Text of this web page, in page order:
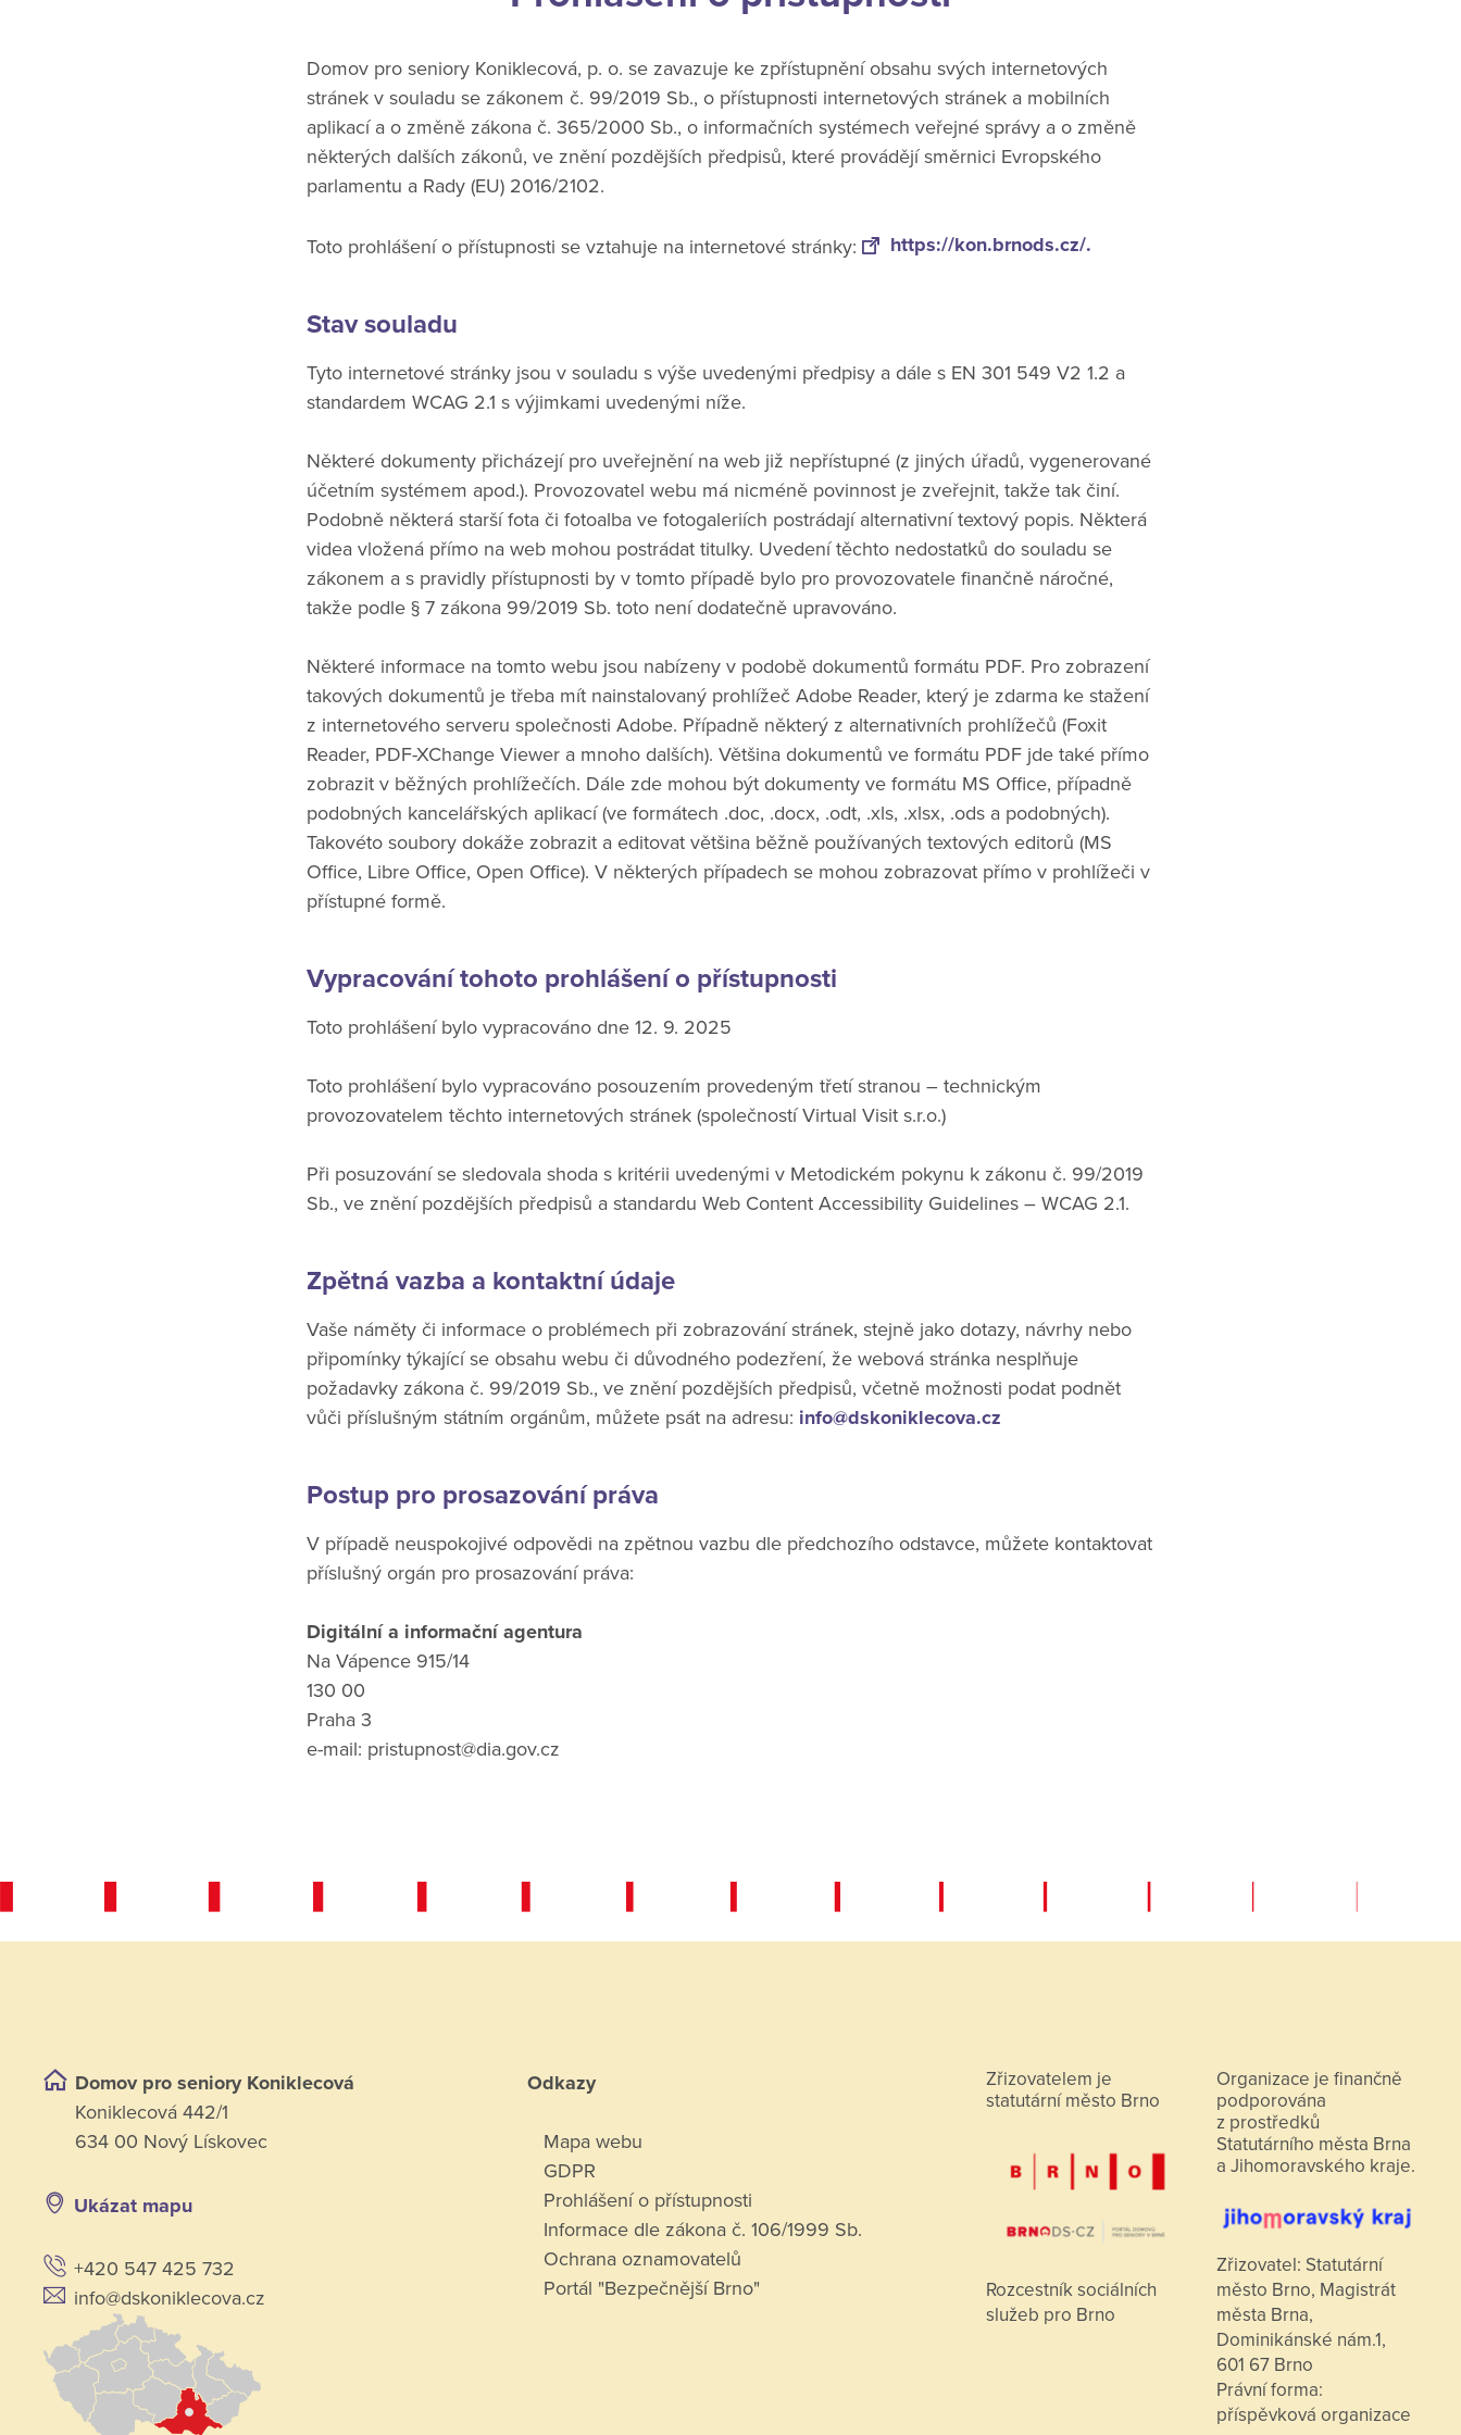
Domov pro seniory Koniklecová, p. o. se zavazuje ke zpřístupnění obsahu svých internetových
stránek v souladu se zákonem č. 99/2019 Sb., o přístupnosti internetových stránek a mobilních
aplikací a o změně zákona č. 365/2000 Sb., o informačních systémech veřejné správy a o změně
některých dalších zákonů, ve znění pozdějších předpisů, které provádějí směrnici Evropského
parlamentu a Rady (EU) 2016/2102.
Toto prohlášení o přístupnosti se vztahuje na internetové stránky: https://kon.brnods.cz/​.
Stav souladu
Tyto internetové stránky jsou v souladu s výše uvedenými předpisy a dále s EN 301 549 V2 1.2 a
standardem WCAG 2.1 s výjimkami uvedenými níže.
Některé dokumenty přicházejí pro uveřejnění na web již nepřístupné (z jiných úřadů, vygenerované
účetním systémem apod.). Provozovatel webu má nicméně povinnost je zveřejnit, takže tak činí.
Podobně některá starší fota či fotoalba ve fotogaleriích postrádají alternativní textový popis. Některá
videa vložená přímo na web mohou postrádat titulky. Uvedení těchto nedostatků do souladu se
zákonem a s pravidly přístupnosti by v tomto případě bylo pro provozovatele finančně náročné,
takže podle § 7 zákona 99/2019 Sb. toto není dodatečně upravováno.
Některé informace na tomto webu jsou nabízeny v podobě dokumentů formátu PDF. Pro zobrazení
takových dokumentů je třeba mít nainstalovaný prohlížeč Adobe Reader, který je zdarma ke stažení
z internetového serveru společnosti Adobe. Případně některý z alternativních prohlížečů (Foxit
Reader, PDF-XChange Viewer a mnoho dalších). Většina dokumentů ve formátu PDF jde také přímo
zobrazit v běžných prohlížečích. Dále zde mohou být dokumenty ve formátu MS Office, případně
podobných kancelářských aplikací (ve formátech .doc, .docx, .odt, .xls, .xlsx, .ods a podobných).
Takovéto soubory dokáže zobrazit a editovat většina běžně používaných textových editorů (MS
Office, Libre Office, Open Office). V některých případech se mohou zobrazovat přímo v prohlížeči v
přístupné formě.
Vypracování tohoto prohlášení o přístupnosti
Toto prohlášení bylo vypracováno dne 12. 9. 2025
Toto prohlášení bylo vypracováno posouzením provedeným třetí stranou – technickým
provozovatelem těchto internetových stránek (společností Virtual Visit s.r.o.)
Při posuzování se sledovala shoda s kritérii uvedenými v Metodickém pokynu k zákonu č. 99/2019
Sb., ve znění pozdějších předpisů a standardu Web Content Accessibility Guidelines – WCAG 2.1.
Zpětná vazba a kontaktní údaje
Vaše náměty či informace o problémech při zobrazování stránek, stejně jako dotazy, návrhy nebo
připomínky týkající se obsahu webu či důvodného podezření, že webová stránka nesplňuje
požadavky zákona č. 99/2019 Sb., ve znění pozdějších předpisů, včetně možnosti podat podnět
vůči příslušným státním orgánům, můžete psát na adresu: info@dskoniklecova.cz
Postup pro prosazování práva
V případě neuspokojivé odpovědi na zpětnou vazbu dle předchozího odstavce, můžete kontaktovat
příslušný orgán pro prosazování práva:
Digitální a informační agentura
Na Vápence 915/14
130 00
Praha 3
e-mail: pristupnost@dia.gov.cz
Domov pro seniory Koniklecová
Koniklecová 442/1
634 00 Nový Lískovec
Ukázat mapu
+420 547 425 732
info@dskoniklecova.cz
Odkazy
Mapa webu
GDPR
Prohlášení o přístupnosti
Informace dle zákona č. 106/1999 Sb.
Ochrana oznamovatelů
Portál "Bezpečnější Brno"
Zřizovatelem je
statutární město Brno
Rozcestník sociálních
služeb pro Brno
Organizace je finančně
podporována
z prostředků
Statutárního města Brna
a Jihomoravského kraje.
Zřizovatel: Statutární
město Brno, Magistrát
města Brna,
Dominikánské nám.1,
601 67 Brno
Právní forma:
příspěvková organizace